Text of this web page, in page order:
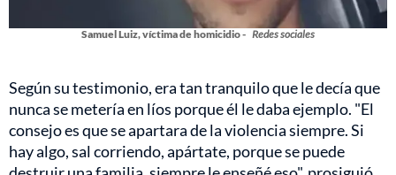
Samuel Luiz, víctima de homicidio - Redes sociales
Según su testimonio, era tan tranquilo que le decía que
nunca se metería en líos porque él le daba ejemplo. "El
consejo es que se apartara de la violencia siempre. Si
hay algo, sal corriendo, apártate, porque se puede